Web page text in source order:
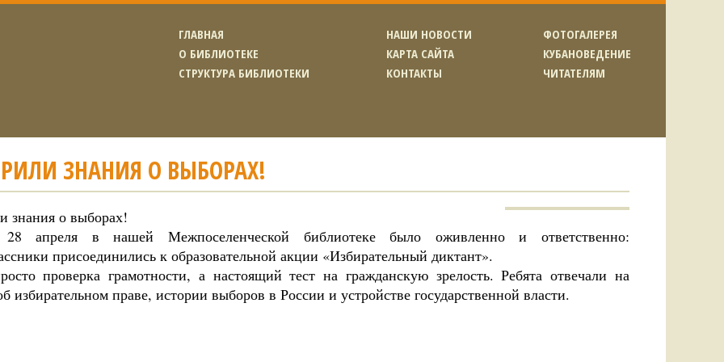
ГЛАВНАЯ
О БИБЛИОТЕКЕ
СТРУКТУРА БИБЛИОТЕКИ
НАШИ НОВОСТИ
КАРТА САЙТА
КОНТАКТЫ
ФОТОГАЛЕРЕЯ
КУБАНОВЕДЕНИЕ
ЧИТАТЕЛЯМ
ЗНАНИЯ О ВЫБОРАХ!
знания о выборах!
28 апреля в нашей Межпоселенческой библиотеке было оживленно и ответственно:
присоединились к образовательной акции «Избирательный диктант».
проверка грамотности, а настоящий тест на гражданскую зрелость. Ребята отвечали на
избирательном праве, истории выборов в России и устройстве государственной власти.